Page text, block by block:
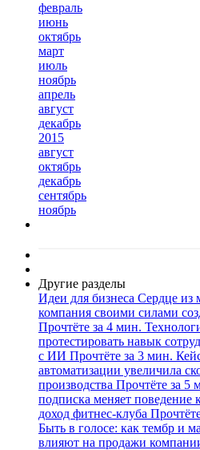
февраль
июнь
октябрь
март
июль
ноябрь
апрель
август
декабрь
2015
август
октябрь
декабрь
сентябрь
ноябрь
Другие разделы
Идеи для бизнеса Сердце из
компания своими силами
Прочтёте за 4 мин.
протестировать навык
с ИИ Прочтёте за 3 мин.
автоматизации увеличила
производства Прочтёте за 5
подписка меняет поведение
доход фитнес-клуба
Быть в голосе: как тембр и
влияют на продажи